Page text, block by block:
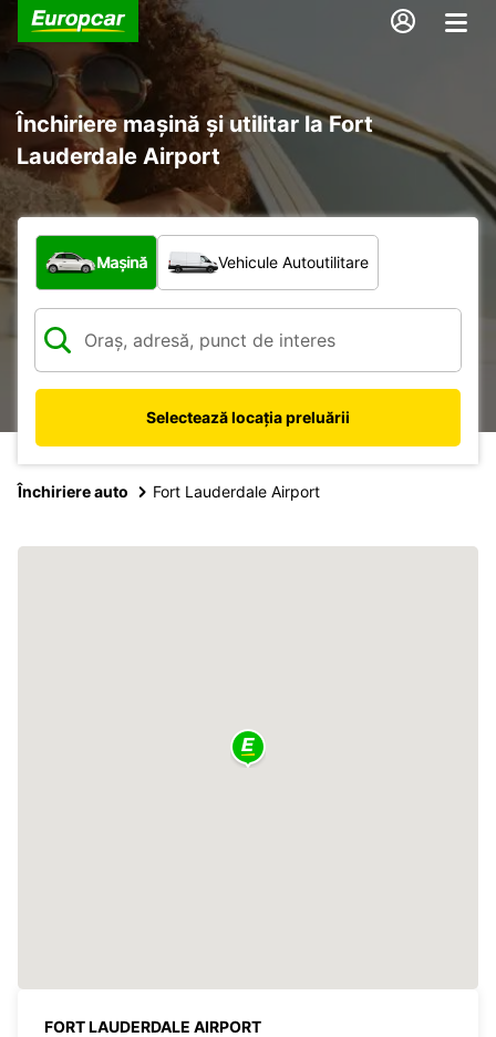
Închiriere mașină și utilitar la Fort
Lauderdale Airport
Ce tip de vehicul?
Mașină Vehicule Autoutilitare
Selectează locația preluării
Închiriere auto Fort Lauderdale Airport
FORT LAUDERDALE AIRPORT